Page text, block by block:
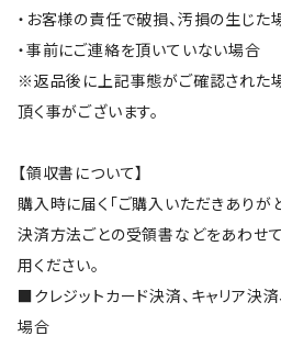
・お客様の責任で破損、汚損の生じた
・事前にご連絡を頂いていない場合
※返品後に上記事態がご確認された
頂く事がございます。
【領収書について】
購入時に届く「ご購入いただきありが
決済方法ごとの受領書などをあわせ
用ください。
■クレジットカード決済、キャリア決
場合